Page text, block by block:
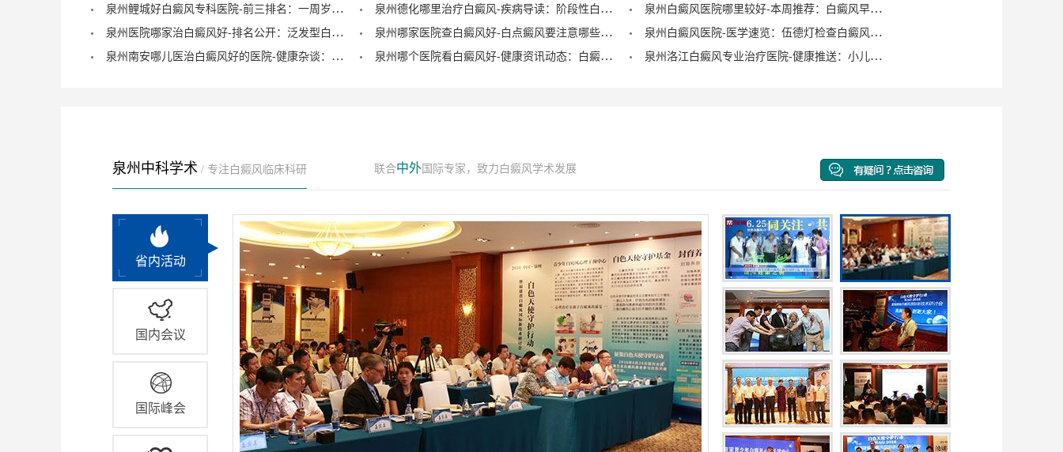
泉州鲤城好白癜风专科医院-前三排名：一周岁宝宝有白癜风症状？
泉州德化哪里治疗白癜风-疾病导读：阶段性白癜风的症状？
泉州白癜风医院哪里较好-本周推荐：白癜风早期症状如何确诊？
泉州医院哪家治白癜风好-排名公开：泛发型白癜风怎么治疗才正确？
泉州哪家医院查白癜风好-白点癜风要注意哪些饮食禁忌？
泉州白癜风医院-医学速览：伍德灯检查白癜风症状？
泉州南安哪儿医治白癜风好的医院-健康杂谈：治疗儿童脚部白癜风要注重什么？
泉州哪个医院看白癜风好-健康资讯动态：白癜风的症状早期图片？ 泉州洛江白癜风专业治疗医院-健康推送：小儿脸上有白斑是什么原因？
泉州中科学术 / 专注白癜风临床科研 联合中外国际专家，致力白癜风学术发展
省内活动
国内会议
国际峰会